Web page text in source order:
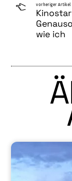
vorheriger Artikel
wie ich